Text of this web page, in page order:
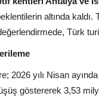
altında kaldı.
Türk
2026 yılı Nisan
göstererek 3,53